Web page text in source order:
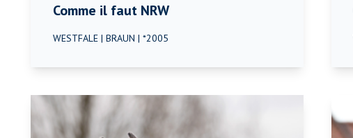
Comme il faut NRW
WESTFALE | BRAUN | *2005